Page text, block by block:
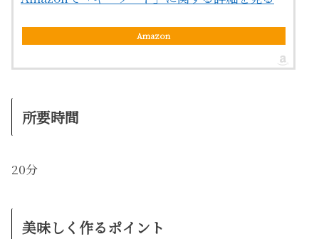
Amazon
所要時間
20分
美味しく作るポイント